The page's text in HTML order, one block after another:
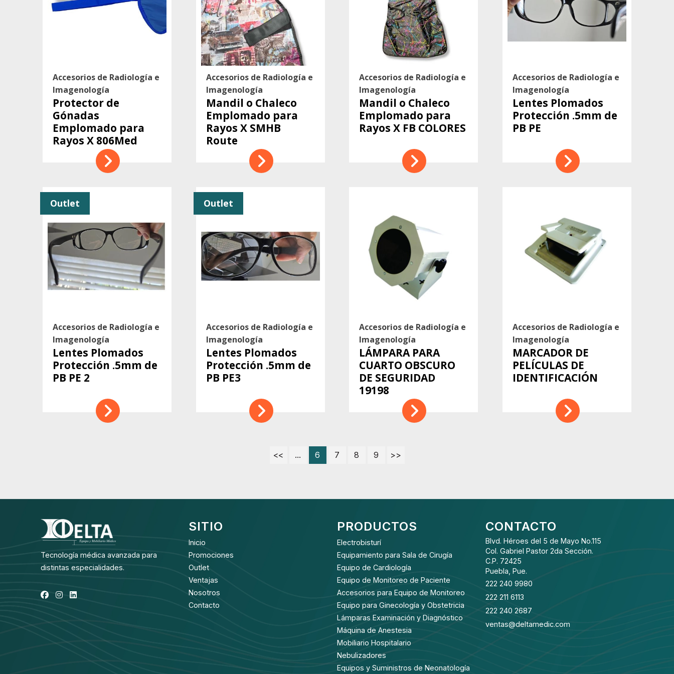
Accesorios de Radiología e
Imagenología
Protector de
Gónadas
Emplomado para
Rayos X 806Med
Accesorios de Radiología e
Imagenología
Mandil o Chaleco
Emplomado para
Rayos X SMHB
Route
Accesorios de Radiología e
Imagenología
Mandil o Chaleco
Emplomado para
Rayos X FB COLORES
Accesorios de Radiología e
Imagenología
Lentes Plomados
Protección .5mm de
PB PE
Accesorios de Radiología e
Imagenología
Lentes Plomados
Protección .5mm de
PB PE 2
Outlet
Accesorios de Radiología e
Imagenología
Lentes Plomados
Protección .5mm de
PB PE3
Outlet
Accesorios de Radiología e
Imagenología
LÁMPARA PARA
CUARTO OBSCURO
DE SEGURIDAD
19198
Accesorios de Radiología e
Imagenología
MARCADOR DE
PELÍCULAS DE
IDENTIFICACIÓN
<< ... 6 7 8 9 >>
Tecnología médica avanzada para
distintas especialidades.
SITIO
Inicio
Promociones
Outlet
Ventajas
Nosotros
Contacto
PRODUCTOS
Electrobisturí
Equipamiento para Sala de Cirugía
Equipo de Cardiología
Equipo de Monitoreo de Paciente
Accesorios para Equipo de Monitoreo
Equipo para Ginecología y Obstetricia
Lámparas Examinación y Diagnóstico
Máquina de Anestesia
Mobiliario Hospitalario
Nebulizadores
Equipos y Suministros de Neonatología
CONTACTO
Blvd. Héroes del 5 de Mayo No.115
Col. Gabriel Pastor 2da Sección.
C.P. 72425
Puebla, Pue.
222 240 9980
222 211 6113
222 240 2687
ventas@deltamedic.com